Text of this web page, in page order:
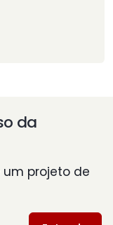
da
projeto de